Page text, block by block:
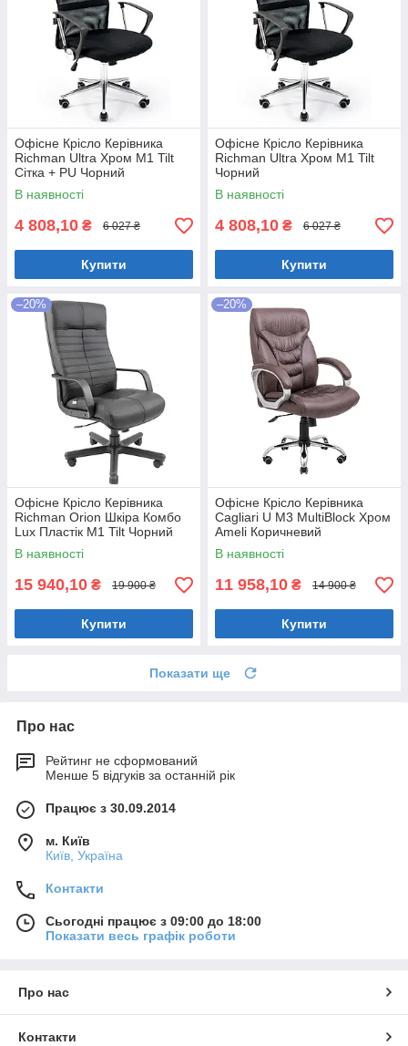
Офісне Крісло Керівника
Richman Ultra Хром М1 Tilt
Сітка + PU Чорний
В наявності
4 808,10 ₴ 6 027 ₴
Купити
Офісне Крісло Керівника
Richman Ultra Хром М1 Tilt
Чорний
В наявності
4 808,10 ₴ 6 027 ₴
Купити
–20%
Офісне Крісло Керівника
Richman Orion Шкіра Комбо
Lux Пластік М1 Tilt Чорний
В наявності
15 940,10 ₴ 19 900 ₴
Купити
–20%
Офісне Крісло Керівника
Cagliari U М3 MultiBlock Хром
Ameli Коричневий
В наявності
11 958,10 ₴ 14 900 ₴
Купити
Показати ще
Про нас
Рейтинг не сформований
Менше 5 відгуків за останній рік
Працює з 30.09.2014
м. Київ
Київ, Україна
Контакти
Сьогодні працює з 09:00 до 18:00
Показати весь графік роботи
Про нас
Контакти